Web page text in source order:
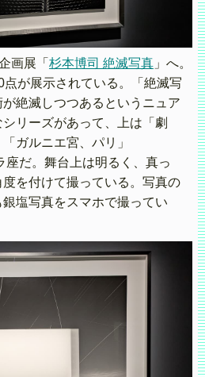
画展「 杉本博司 絶滅写真」へ。
が展示されている。「絶滅写
絶滅しつつあるというニュア
リーズがあって、上は「劇
ガルニエ宮、パリ」
座だ。舞台上は明るく、真っ
を付けて撮っている。写真の
塩写真をスマホで撮ってい